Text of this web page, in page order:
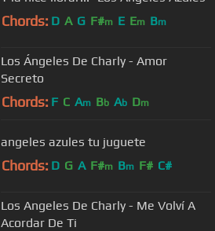
Chords: D A G F#m E Em Bm
Los Ángeles De Charly - Amor
Secreto
Chords: F C Am Bb Ab Dm
angeles azules tu juguete
Chords: D G A F#m Bm F# C#
Los Angeles De Charly - Me Volví A
Acordar De Ti